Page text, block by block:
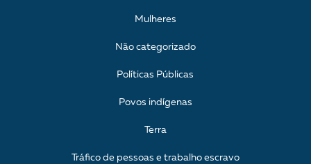
Mulheres
Não categorizado
Políticas Públicas
Povos indígenas
Terra
Tráfico de pessoas e trabalho escravo